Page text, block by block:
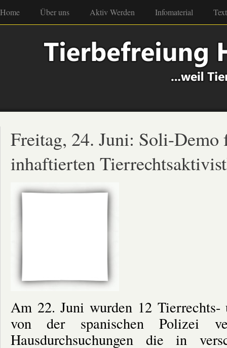
Home Über uns Aktiv Werden Infomaterial
Freitag, 24. Juni: Soli-Demo
inhaftierten
Am 22. Juni wurden 12 Tierrechts-
von der spanischen Polizei
Hausdurchsuchungen die in